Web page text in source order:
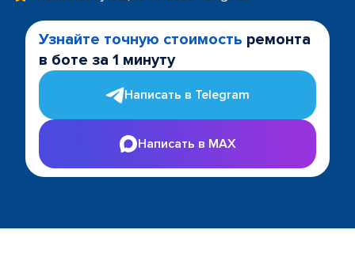
Узнайте точную стоимость ремонта
в боте за 1 минуту
Написать в Telegram
Написать в MAX